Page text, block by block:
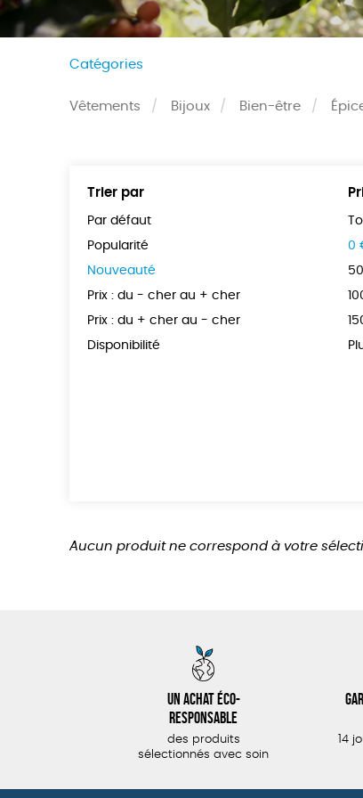
Catégories
Vêtements Bijoux Bien-être
Trier par
Par défaut
Popularité
Nouveauté
Prix : du - cher au + cher
Prix : du + cher au - cher
Disponibilité
0
Aucun produit ne correspond à votre
Un achat éco-
responsable
des produits
sélectionnés avec soin
14